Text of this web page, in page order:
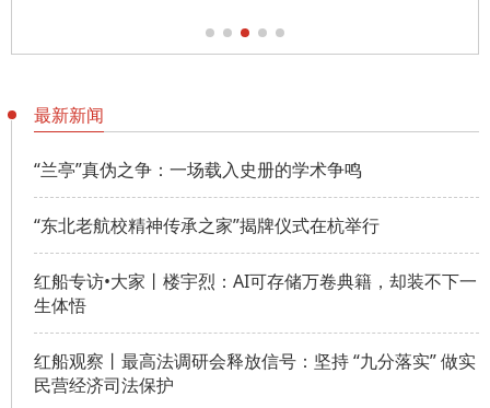
最新新闻
“兰亭”真伪之争：一场载入史册的学术争鸣
“东北老航校精神传承之家”揭牌仪式在杭举行
红船专访•大家丨楼宇烈：AI可存储万卷典籍，却装不下一
生体悟
红船观察丨最高法调研会释放信号：坚持 “九分落实” 做实
民营经济司法保护